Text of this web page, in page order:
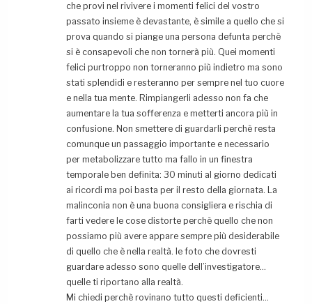
che provi nel rivivere i momenti felici del vostro
passato insieme è devastante, è simile a quello che si
prova quando si piange una persona defunta perchè
si è consapevoli che non tornerà più. Quei momenti
felici purtroppo non torneranno più indietro ma sono
stati splendidi e resteranno per sempre nel tuo cuore
e nella tua mente. Rimpiangerli adesso non fa che
aumentare la tua sofferenza e metterti ancora più in
confusione. Non smettere di guardarli perchè resta
comunque un passaggio importante e necessario
per metabolizzare tutto ma fallo in un finestra
temporale ben definita: 30 minuti al giorno dedicati
ai ricordi ma poi basta per il resto della giornata. La
malinconia non è una buona consigliera e rischia di
farti vedere le cose distorte perchè quello che non
possiamo più avere appare sempre più desiderabile
di quello che è nella realtà. le foto che dovresti
guardare adesso sono quelle dell’investigatore…
quelle ti riportano alla realtà.
Mi chiedi perchè rovinano tutto questi deficienti…